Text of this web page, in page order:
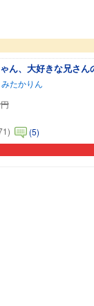
ん、大好きな兄さ
みたかりん
円
(5)